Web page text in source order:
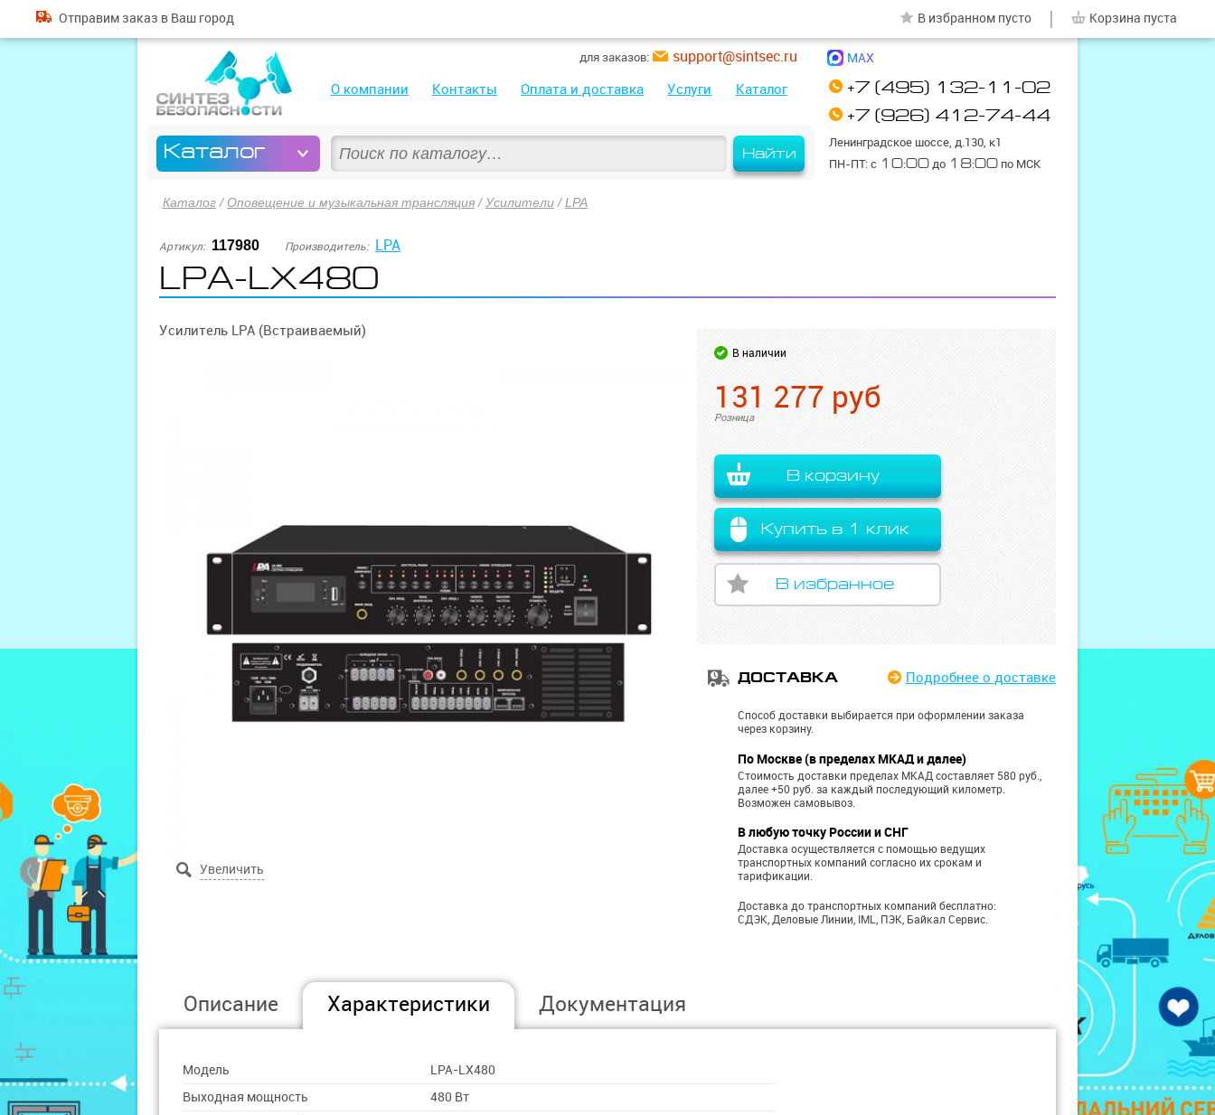
Найти
О компании Контакты Оплата и доставка Услуги Каталог
Каталог
+7 (495) 132-11-02
+7 (926) 412-74-44
Ленинградское шоссе, д.130, к1
ПН-ПТ: с 10:00 до 18:00 по МСК
для заказов: support@sintsec.ru MAX
Отправим заказ в Ваш город В избранном пусто Корзина пуста
Каталог / Оповещение и музыкальная трансляция / Усилители /LPA
Артикул: 117980 Производитель: LPA
LPA-LX480
Усилитель LPA (Встраиваемый)
В наличии
131 277 руб
Розница
В корзину
Купить в 1 клик
В избранное
ДОСТАВКА Подробнее о доставке
Способ доставки выбирается при оформлении заказа
через корзину.
По Москве (в пределах МКАД и далее)
Стоимость доставки пределах МКАД составляет 580 руб.,
далее +50 руб. за каждый последующий километр.
Возможен самовывоз.
В любую точку России и СНГ
Доставка осуществляется с помощью ведущих
транспортных компаний согласно их срокам и
тарификации.
Доставка до транспортных компаний бесплатно:
СДЭК, Деловые Линии, IML, ПЭК, Байкал Сервис.
Описание Характеристики Документация
Модель
LPA-LX480
Выходная мощность
480 Вт